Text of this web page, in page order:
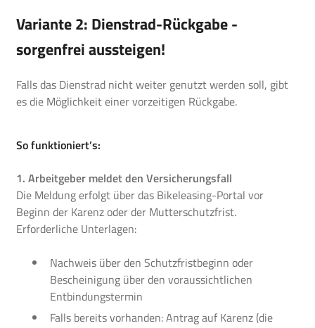
Variante 2: Dienstrad-Rückgabe -
sorgenfrei aussteigen!
Falls das Dienstrad nicht weiter genutzt werden soll, gibt
es die Möglichkeit einer vorzeitigen Rückgabe.
So funktioniert’s:
1. Arbeitgeber meldet den Versicherungsfall
Die Meldung erfolgt über das Bikeleasing-Portal vor
Beginn der Karenz oder der Mutterschutzfrist.
Erforderliche Unterlagen:
Nachweis über den Schutzfristbeginn oder
Bescheinigung über den voraussichtlichen
Entbindungstermin
Falls bereits vorhanden: Antrag auf Karenz (die